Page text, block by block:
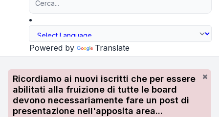
Powered by Translate
Ricordiamo ai nuovi iscritti che per essere
abilitati alla fruizione di tutte le board
devono necessariamente fare un post di
presentazione nell'apposita area...